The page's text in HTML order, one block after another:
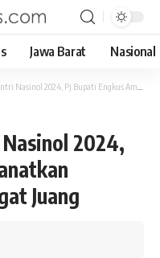
Jawa Barat Nasional
Pj Bupati Engkus Amanatkan Menyambung Semangat Juang
2024,
Juang